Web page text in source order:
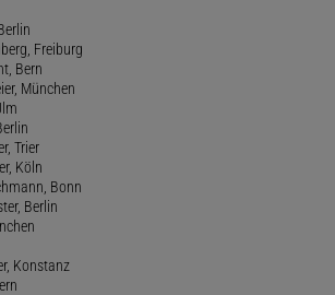
Freiburg
Bern
München
Trier
Köln
Bonn
Berlin
Konstanz